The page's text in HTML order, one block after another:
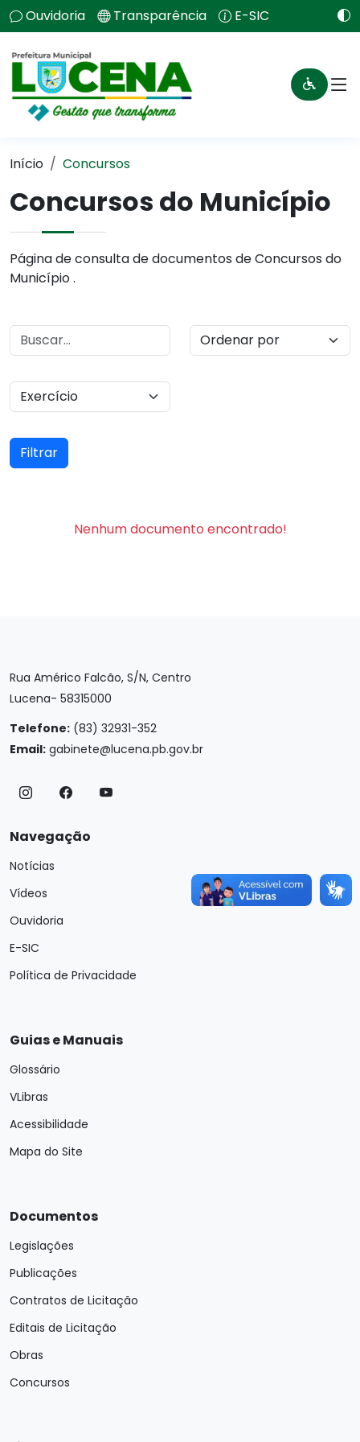
Ouvidoria Transparência E-SIC
Início Concursos
Concursos do Município
Página de consulta de documentos de Concursos do
Município .
Filtrar
Nenhum documento encontrado!
Rua Américo Falcão, S/N, Centro
Lucena- 58315000
Telefone: (83) 32931-352
Email: gabinete@lucena.pb.gov.br
Navegação
Notícias
Vídeos
Ouvidoria
E-SIC
Política de Privacidade
Guias e Manuais
Glossário
VLibras
Acessibilidade
Mapa do Site
Documentos
Legislações
Publicações
Contratos de Licitação
Editais de Licitação
Obras
Concursos